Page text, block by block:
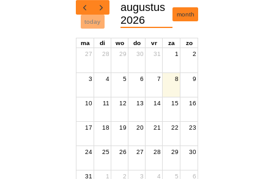
today
augustus
2026
month
ma di wo do vr za
zo
27
28 29 30 31 1 2
3 4 5 6 7 8 9
10 11 12 13 14 15 16
17 18 19 20 21 22 23
24 25 26 27 28 29 30
31 1 2 3 4 5 6